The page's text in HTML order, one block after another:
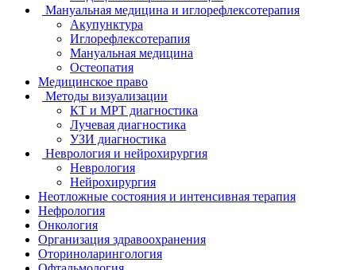
Мануальная медицина и иглорефлексотерапия
Акупунктура
Иглорефлексотерапия
Мануальная медицина
Остеопатия
Медицинское право
Методы визуализации
КТ и МРТ диагностика
Лучевая диагностика
УЗИ диагностика
Неврология и нейрохирургия
Неврология
Нейрохирургия
Неотложные состояния и интенсивная терапия
Нефрология
Онкология
Организация здравоохранения
Оториноларингология